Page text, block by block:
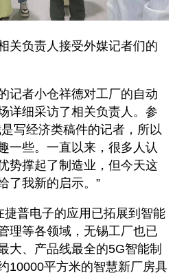
关负责人接受外媒记者们的
记者小仓祥德对工厂的自动
详细采访了相关负责人 。参
写经济类稿件的记者，所以
一些。一直以来，很多人认
势撑起了制造业，但今天这
了我新的启示。”
捷普电子的应用已拓展到智能
理等各领域，无锡工厂也已
大、产品线最全的5G智能制
10000平方米的智慧新厂房具